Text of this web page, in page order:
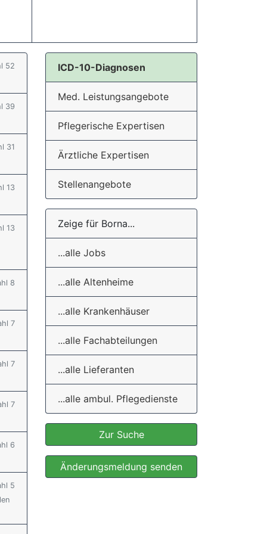
52
39
31
13
13
8
7
7
7
6
5
ICD-10-Diagnosen
Med. Leistungsangebote
Pflegerische Expertisen
Ärztliche Expertisen
Stellenangebote
Zeige für Borna...
...alle Jobs
...alle Altenheime
...alle Krankenhäuser
...alle Fachabteilungen
...alle Lieferanten
...alle ambul. Pflegedienste
Zur Suche
Änderungsmeldung senden